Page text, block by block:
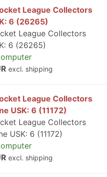
League Collectors
6 (26265)
League Collectors
6 (26265)
excl. shipping
League Collectors
USK: 6 (11172)
League Collectors
USK: 6 (11172)
excl. shipping